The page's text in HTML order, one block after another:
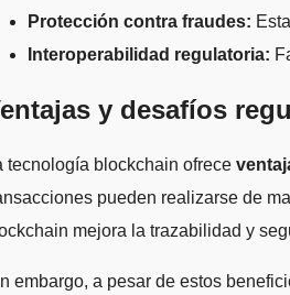
Protección contra fraudes:
Interoperabilidad regulatoria:
y desafíos
tecnología blockchain ofrece
pueden realizarse de
mejora la trazabilidad y
embargo, a pesar de estos